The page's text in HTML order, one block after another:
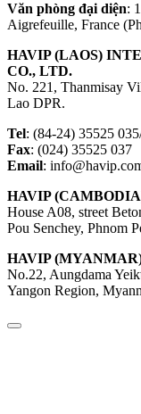
Văn phòng đại diện:
Aigrefeuille, France
HAVIP (LAOS)
CO., LTD.
No. 221, Thanmisay
Lao DPR.
Tel: (84-24) 35525
Fax: (024) 35525 037
Email:
HAVIP
House A08, street
Pou Senchey, Phnom
HAVIP
No.22, Aungdama
Yangon Region,